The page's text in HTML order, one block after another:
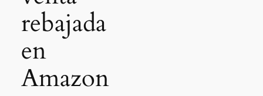
rebajada
en
Amazon